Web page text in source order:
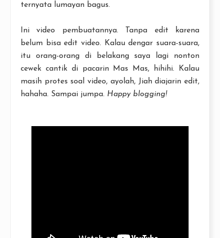
ternyata lumayan bagus.
Ini video pembuatannya. Tanpa edit karena
belum bisa edit video. Kalau dengar suara-suara,
itu orang-orang di belakang saya lagi nonton
cewek cantik di pacarin Mas Mas, hihihi. Kalau
masih protes soal video, ayolah, Jiah diajarin edit,
hahaha. Sampai jumpa. Happy blogging!